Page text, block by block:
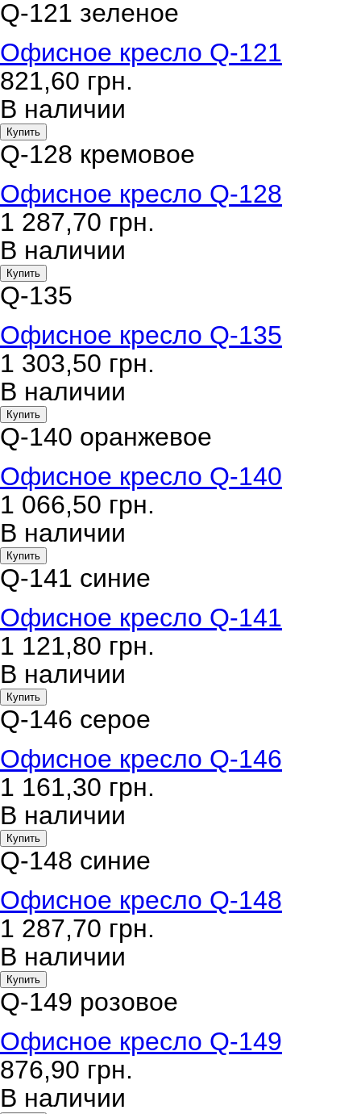
Q-121 зеленое
Офисное кресло Q-121
821,60 грн.
В наличии
Купить
Q-128 кремовое
Офисное кресло Q-128
1 287,70 грн.
В наличии
Купить
Q-135
Офисное кресло Q-135
1 303,50 грн.
В наличии
Купить
Q-140 оранжевое
Офисное кресло Q-140
1 066,50 грн.
В наличии
Купить
Q-141 синие
Офисное кресло Q-141
1 121,80 грн.
В наличии
Купить
Q-146 серое
Офисное кресло Q-146
1 161,30 грн.
В наличии
Купить
Q-148 синие
Офисное кресло Q-148
1 287,70 грн.
В наличии
Купить
Q-149 розовое
Офисное кресло Q-149
876,90 грн.
В наличии